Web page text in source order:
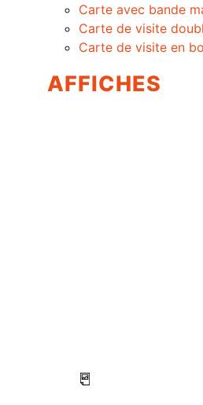
Carte avec bande
Carte de visite
Carte de visite en
AFFICHES